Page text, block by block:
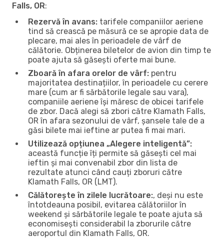
Falls, OR:
Rezervă în avans: tarifele companiilor aeriene
tind să crească pe măsură ce se apropie data de
plecare, mai ales în perioadele de vârf de
călătorie. Obținerea biletelor de avion din timp te
poate ajuta să găsești oferte mai bune.
Zboară în afara orelor de vârf: pentru
majoritatea destinațiilor, în perioadele cu cerere
mare (cum ar fi sărbătorile legale sau vara),
companiile aeriene își măresc de obicei tarifele
de zbor. Dacă alegi să zbori către Klamath Falls,
OR în afara sezonului de vârf, șansele tale de a
găsi bilete mai ieftine ar putea fi mai mari.
Utilizează opțiunea „Alegere inteligentă”:
această funcție îți permite să găsești cel mai
ieftin și mai convenabil zbor din lista de
rezultate atunci când cauți zboruri către
Klamath Falls, OR (LMT).
Călătorește în zilele lucrătoare:, deși nu este
întotdeauna posibil, evitarea călătoriilor în
weekend și sărbătorile legale te poate ajuta să
economisești considerabil la zborurile către
aeroportul din Klamath Falls, OR.